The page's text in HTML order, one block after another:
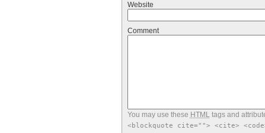
Website
Comment
You may use these HTMLtags and
<blockquote cite=""> <cite>